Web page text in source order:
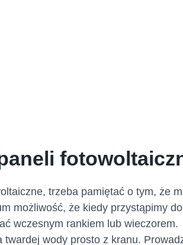
trzeba pamiętać o tym, że
możliwość, że kiedy przystąpimy
wczesnym rankiem lub wieczorem.
wody prosto z kranu.